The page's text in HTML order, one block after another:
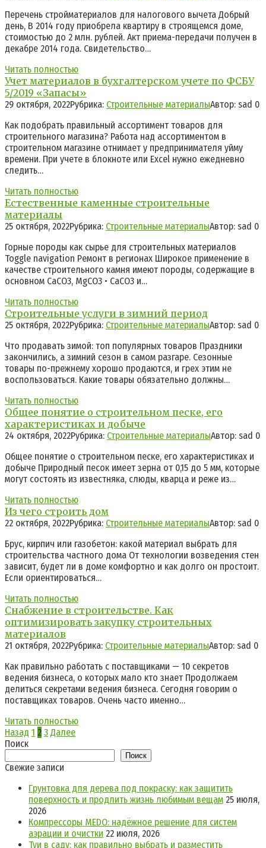
Перечень стройматериалов для налогового вычета Добрый
день, В 2014 году приобрела квартиру в строящемся доме,
стоимостью до 2 млн. рублей. Акт приема-передачи получен в
декабре 2014 года. Свидетельство…
Читать полностью
Учет материалов в бухгалтерском учете по ФСБУ
5/2019 «Запасы»
29 октября, 2022Рубрика: Строительные материалыАвтор: sad 0
Как подобрать правильный ассортимент товаров для
строительного магазина? Работа над ассортиментом в
строительном магазине отнимает у предпринимателя уйму
времени. При учете в блокноте или Excel нужно ежедневно
следить…
Читать полностью
Естественные каменные строительные
материалы
25 октября, 2022Рубрика: Строительные материалыАвтор: sad 0
Горные породы как сырье для строительных материалов
Toggle navigation Ремонт в регионах Широкое применение в
качестве строительного камня имеют породы, содержащие в
основном СаСО3, MgCO3 • СаСО3 и…
Читать полностью
Строительные услуги в зимний период
25 октября, 2022Рубрика: Строительные материалыАвтор: sad 0
Что продавать зимой: топ популярных товаров Праздники
закончились, а зимний сезон в самом разгаре. Сезонные
товары по-прежнему хорошо продаются, и грех этим не
воспользоваться. Какие товары обязательно должны…
Читать полностью
Общее понятие о строительном песке, его
характеристиках и добыче
24 октября, 2022Рубрика: Строительные материалыАвтор: sad 0
Общее понятие о строительном песке, его характеристиках и
добыче Природный песок имеет зерна от 0,15 до 5 мм, которые
могут состоять из известняка, слюды, кварца и реже из…
Читать полностью
Из чего строить дом
22 октября, 2022Рубрика: Строительные материалыАвтор: sad 0
Брус, кирпич или газобетон: какой материал выбрать для
строительства частного дома От технологии возведения стен
зависит, будет ли в доме комфортно и как долго он простоит.
Если ориентироваться…
Читать полностью
Снабжение в строительстве. Как
оптимизировать закупку строительных
материалов
21 октября, 2022Рубрика: Строительные материалыАвтор: sad 0
Как правильно работать с поставщиками — 10 секретов
ведения бизнеса, о которых мало кто знает Продолжаем
делиться секретами ведения бизнеса. Сегодня говорим о
поставщиках товаров. Очень часто именно…
Читать полностью
Пагинация
записей
Назад 1 2 3 Далее
Поиск
Поиск
Свежие записи
Грунтовка для дерева под покраску: как защитить
поверхность и продлить жизнь любимым вещам 25 июля,
2026
Компрессоры MEDO: надёжное решение для систем
аэрации и очистки 22 июля, 2026
Туи в саду: как правильно выбрать и разместить